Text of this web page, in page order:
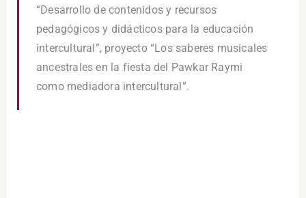
“Desarrollo de contenidos y recursos
pedagógicos y didácticos para la educación
intercultural”, proyecto “Los saberes musicales
ancestrales en la fiesta del Pawkar Raymi
como mediadora intercultural”.